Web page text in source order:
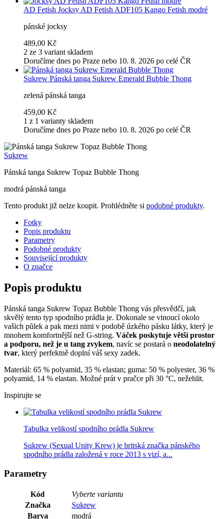
AD Fetish Jocksy AD Fetish ADF105 Kango Fetish modré
pánské jocksy
489,00 Kč
2 ze 3 variant skladem
Doručíme dnes po Praze nebo 10. 8. 2026 po celé ČR
Sukrew Pánská tanga Sukrew Emerald Bubble Thong
zelená pánská tanga
459,00 Kč
1 z 1 varianty skladem
Doručíme dnes po Praze nebo 10. 8. 2026 po celé ČR
Sukrew
Pánská tanga Sukrew Topaz Bubble Thong
modrá pánská tanga
Tento produkt již nelze koupit. Prohlédněte si podobné produkty.
Fotky
Popis produktu
Parametry
Podobné produkty
Související produkty
O značce
Popis produktu
Pánská tanga Sukrew Topaz Bubble Thong vás přesvědčí, jak
skvělý tento typ spodního prádla je. Dokonale se vinoucí okolo
vašich půlek a pak mezi nimi v podobě úzkého pásku látky, který je
mnohem komfortnější než G-string. Váček poskytuje větší prostor
a podporu, než je u tang zvykem, navíc se postará o neodolatelný
tvar, který perfektně doplní váš sexy zadek.
Materiál: 65 % polyamid, 35 % elastan; guma: 50 % polyester, 36 %
polyamid, 14 % elastan. Možné prát v pračce při 30 °C, nežehlit.
Inspirujte se
Tabulka velikostí spodního prádla Sukrew
Sukrew (Sexual Unity Krew) je britská značka pánského
spodního prádla založená v roce 2013 s vizí, a...
Parametry
Kód
Vyberte variantu
Značka
Sukrew
Barva
modrá